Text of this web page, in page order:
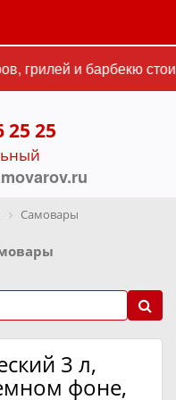
грилей и барбекю
25 25
Самовары
3 л,
фоне,